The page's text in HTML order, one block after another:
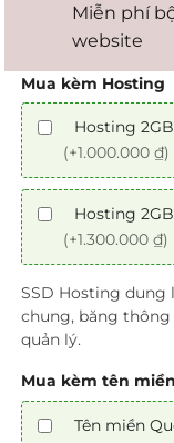
Miễn phí
website
Mua kèm Hosting
Hosting
(+1.000.000 ₫)
Hosting
(+1.300.000 ₫)
SSD Hosting dung
chung, băng
quản lý.
Mua kèm tên miền
Tên miền